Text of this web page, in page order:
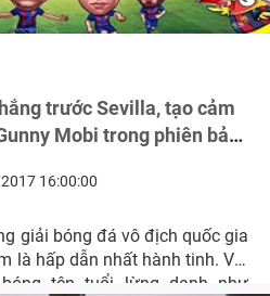
trước Sevilla, tạo cảm
Mobi trong phiên bản
16:00:00
giải bóng đá vô địch quốc gia
là hấp dẫn nhất hành tinh. Với
tên tuổi lừng danh như